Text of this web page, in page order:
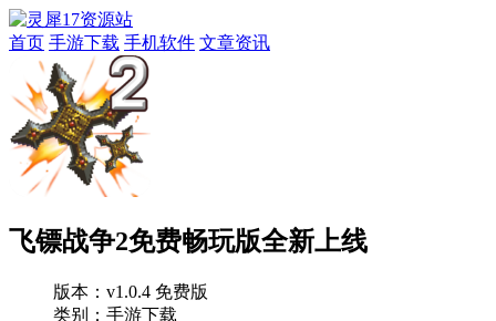
首页 手游下载 手机软件 文章资讯
飞镖战争2免费畅玩版全新上线
版本： v1.0.4 免费版
类别：手游下载